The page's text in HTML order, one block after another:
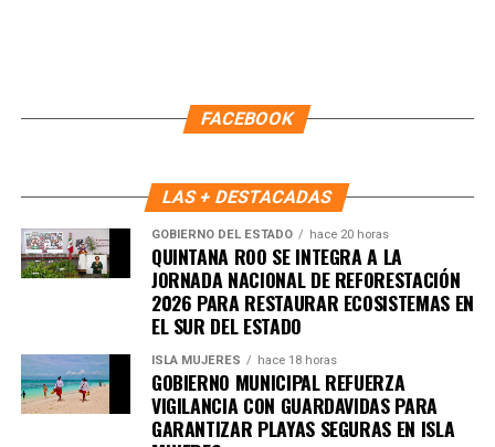
FACEBOOK
LAS + DESTACADAS
GOBIERNO DEL ESTADO hace 20 horas
QUINTANA ROO SE INTEGRA A LA
JORNADA NACIONAL DE REFORESTACIÓN
2026 PARA RESTAURAR ECOSISTEMAS EN
EL SUR DEL ESTADO
ISLA MUJERES hace 18 horas
GOBIERNO MUNICIPAL REFUERZA
VIGILANCIA CON GUARDAVIDAS PARA
GARANTIZAR PLAYAS SEGURAS EN ISLA